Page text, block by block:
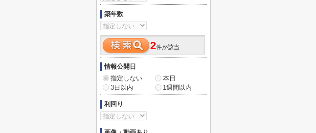
築年数
2件が該当
情報公開日
指定しない
本日
3日以内
1週間以内
利回り